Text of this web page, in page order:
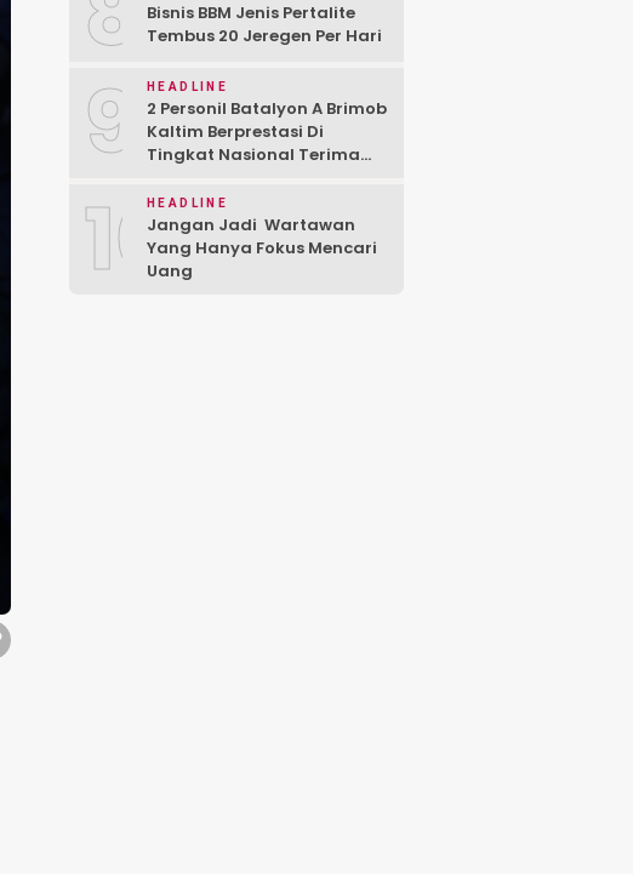
Bisnis BBM Jenis Pertalite
Tembus 20 Jeregen Per Hari
9 HEADLINE
2 Personil Batalyon A Brimob
Kaltim Berprestasi Di
Tingkat Nasional Terima
Satuan
10HEADLINE
Jangan Jadi Wartawan
Yang Hanya Fokus Mencari
Uang